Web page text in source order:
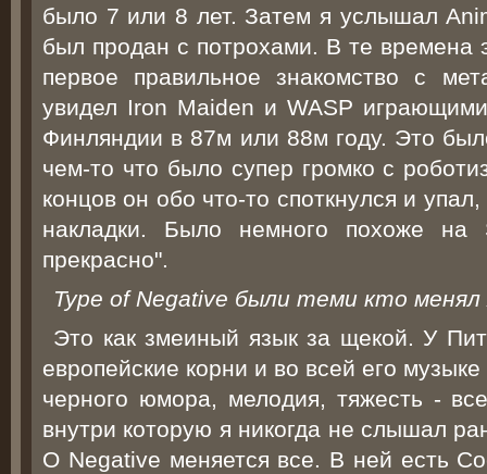
было 7 или 8 лет. Затем я услышал
был продан с потрохами. В те
первое правильное знакомство с
увидел Iron Maiden и WASP
Финляндии в 87м или 88м году. Это
чем-то что было супер громко c
концов он обо что-то споткнулся и
накладки. Было немного похоже
прекрасно".
Type of Negative были теми кто менял
Это как змеиный язык за щекой. У
европейские корни и во всей его
черного юмора, мелодия, тяжесть -
внутри которую я никогда не слышал
O Negative меняется все. В ней есть